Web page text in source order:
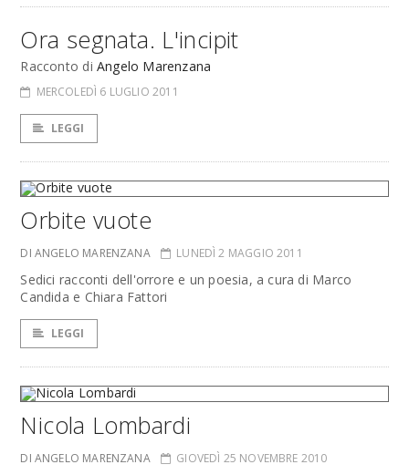
Ora segnata. L'incipit
Racconto di Angelo Marenzana
MERCOLEDÌ 6 LUGLIO 2011
LEGGI
Orbite vuote
DI ANGELO MARENZANA LUNEDÌ 2 MAGGIO 2011
Sedici racconti dell'orrore e un poesia, a cura di Marco
Candida e Chiara Fattori
LEGGI
Nicola Lombardi
DI ANGELO MARENZANA GIOVEDÌ 25 NOVEMBRE 2010